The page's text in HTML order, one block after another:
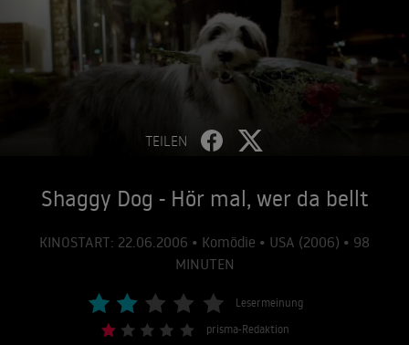
TEILEN
Shaggy Dog - Hör mal, wer da bellt
KINOSTART: 22.06.2006 • Komödie • USA (2006) • 98
MINUTEN
Lesermeinung
prisma-Redaktion